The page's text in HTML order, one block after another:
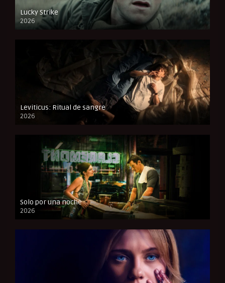
Lucky Strike
2026
FULL HD
Leviticus: Ritual de sangre
2026
FULL HD
Solo por una noche
2026
CAM